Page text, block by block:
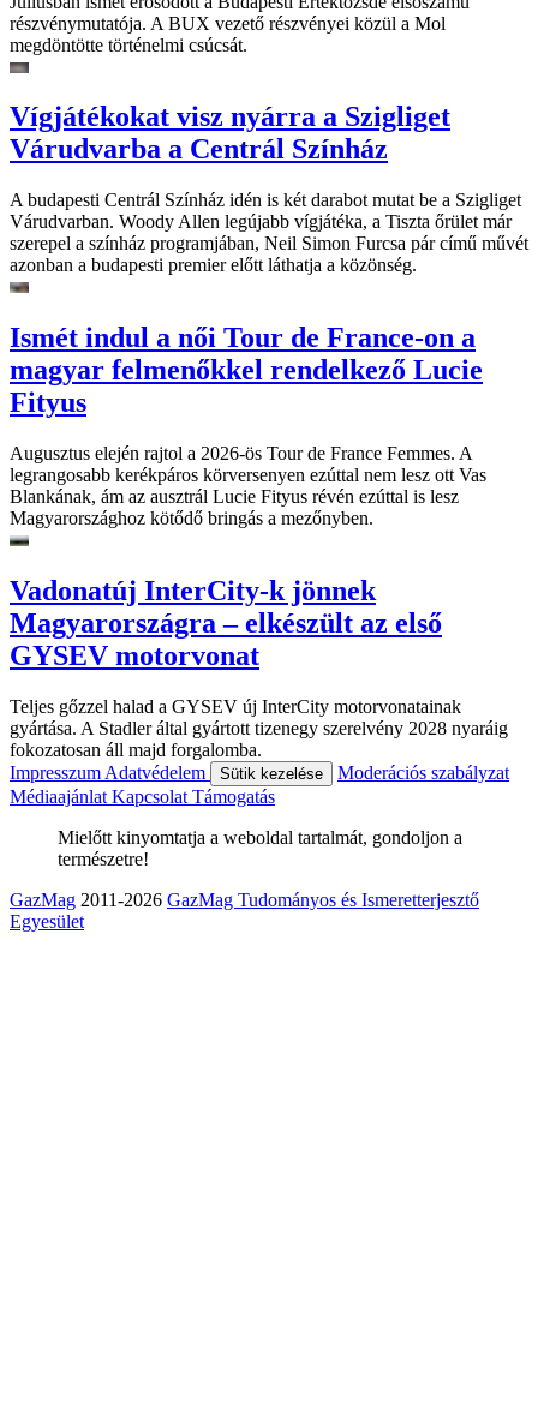
részvénymutatója. A BUX vezető részvényei közül a Mol
megdöntötte történelmi csúcsát.
Vígjátékokat visz nyárra a Szigliget
Várudvarba a Centrál Színház
A budapesti Centrál Színház idén is két darabot mutat be a Szigliget
Várudvarban. Woody Allen legújabb vígjátéka, a Tiszta őrület már
szerepel a színház programjában, Neil Simon Furcsa pár című művét
azonban a budapesti premier előtt láthatja a közönség.
Ismét indul a női Tour de France-on a
magyar felmenőkkel rendelkező Lucie
Fityus
Augusztus elején rajtol a 2026-ös Tour de France Femmes. A
legrangosabb kerékpáros körversenyen ezúttal nem lesz ott Vas
Blankának, ám az ausztrál Lucie Fityus révén ezúttal is lesz
Magyarországhoz kötődő bringás a mezőnyben.
Vadonatúj InterCity-k jönnek
Magyarországra – elkészült az első
GYSEV motorvonat
Teljes gőzzel halad a GYSEV új InterCity motorvonatainak
gyártása. A Stadler által gyártott tizenegy szerelvény 2028 nyaráig
fokozatosan áll majd forgalomba.
Impresszum Adatvédelem Sütik kezelése
Moderációs szabályzat
Médiaajánlat Kapcsolat Támogatás
Mielőtt kinyomtatja a weboldal tartalmát, gondoljon a
természetre!
GazMag 2011-2026 GazMag Tudományos és Ismeretterjesztő
Egyesület